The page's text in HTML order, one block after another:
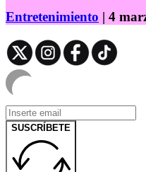
Entretenimiento | 4
SUSCRÍBETE